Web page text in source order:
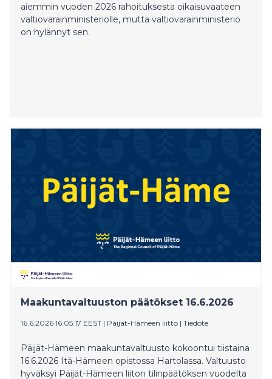
aiemmin vuoden 2026 rahoituksesta oikaisuvaateen
valtiovarainministeriölle, mutta valtiovarainministeriö
on hylännyt sen.
Maakuntavaltuuston päätökset 16.6.2026
16.6.2026 16:05:17 EEST | Päijät-Hämeen liitto | Tiedote
Päijät-Hämeen maakuntavaltuusto kokoontui tiistaina
16.6.2026 Itä-Hämeen opistossa Hartolassa. Valtuusto
hyväksyi Päijät-Hämeen liiton tilinpäätöksen vuodelta